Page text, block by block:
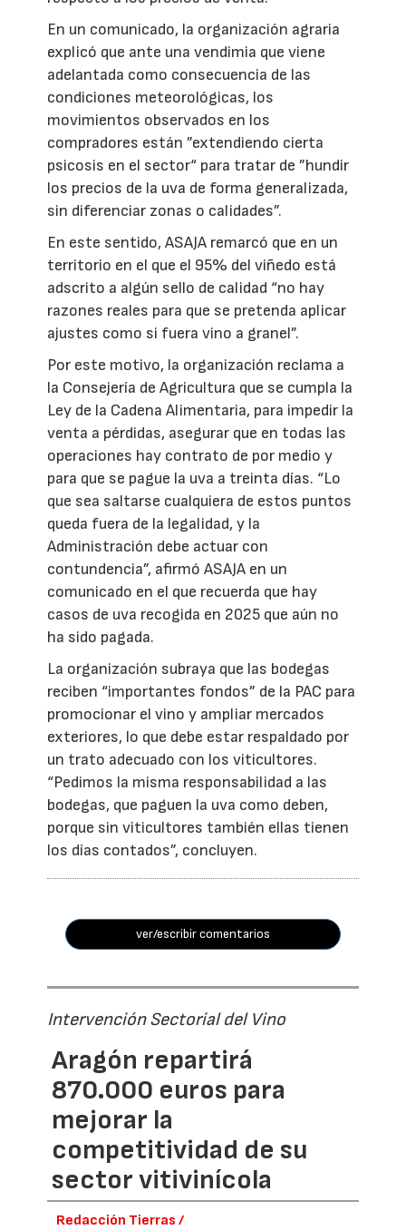
En un comunicado, la organización agraria
explicó que ante una vendimia que viene
adelantada como consecuencia de las
condiciones meteorológicas, los
movimientos observados en los
compradores están ”extendiendo cierta
psicosis en el sector“ para tratar de ”hundir
los precios de la uva de forma generalizada,
sin diferenciar zonas o calidades”.
En este sentido, ASAJA remarcó que en un
territorio en el que el 95% del viñedo está
adscrito a algún sello de calidad “no hay
razones reales para que se pretenda aplicar
ajustes como si fuera vino a granel”.
Por este motivo, la organización reclama a
la Consejería de Agricultura que se cumpla la
Ley de la Cadena Alimentaria, para impedir la
venta a pérdidas, asegurar que en todas las
operaciones hay contrato de por medio y
para que se pague la uva a treinta días. “Lo
que sea saltarse cualquiera de estos puntos
queda fuera de la legalidad, y la
Administración debe actuar con
contundencia”, afirmó ASAJA en un
comunicado en el que recuerda que hay
casos de uva recogida en 2025 que aún no
ha sido pagada.
La organización subraya que las bodegas
reciben “importantes fondos” de la PAC para
promocionar el vino y ampliar mercados
exteriores, lo que debe estar respaldado por
un trato adecuado con los viticultores.
“Pedimos la misma responsabilidad a las
bodegas, que paguen la uva como deben,
porque sin viticultores también ellas tienen
los días contados”, concluyen.
ver/escribir comentarios
Intervención Sectorial del Vino
Aragón repartirá
870.000 euros para
mejorar la
competitividad de su
sector vitivinícola
Redacción Tierras /